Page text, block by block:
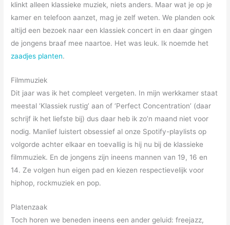
klinkt alleen klassieke muziek, niets anders. Maar wat je op je
kamer en telefoon aanzet, mag je zelf weten. We planden ook
altijd een bezoek naar een klassiek concert in en daar gingen
de jongens braaf mee naartoe. Het was leuk. Ik noemde het
zaadjes planten.
Filmmuziek
Dit jaar was ik het compleet vergeten. In mijn werkkamer staat
meestal ‘Klassiek rustig’ aan of ‘Perfect Concentration’ (daar
schrijf ik het liefste bij) dus daar heb ik zo’n maand niet voor
nodig. Manlief luistert obsessief al onze Spotify-playlists op
volgorde achter elkaar en toevallig is hij nu bij de klassieke
filmmuziek. En de jongens zijn ineens mannen van 19, 16 en
14. Ze volgen hun eigen pad en kiezen respectievelijk voor
hiphop, rockmuziek en pop.
Platenzaak
Toch horen we beneden ineens een ander geluid: freejazz,